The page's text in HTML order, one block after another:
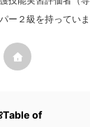
ー２級を持っていま
of